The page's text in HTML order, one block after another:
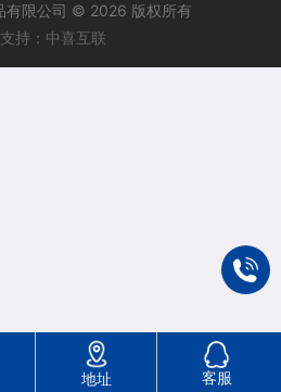
有限公司 © 2026 版权所有
持：中喜互联
地址 客服